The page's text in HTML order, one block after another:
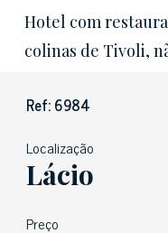
Hotel com
colinas de Tivoli,
Ref: 6984
Localização
Lácio
Preço